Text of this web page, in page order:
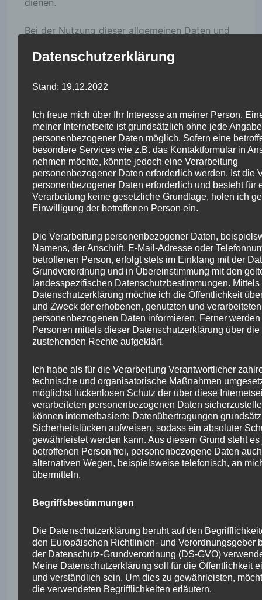
dienen.
Bei der Nutzung dieser allgemeinen Daten und
die betroffene Person. Diese Informationen
werden vielmehr benötigt, um (1) die Inhalte
die Inhalte meiner Internetseite sowie die
dauerhafte Funktionsfähigkeit meiner
informationstechnologischen Systeme und der
Technik meiner Internetseite zu gewährleisten
sowie (4) um Strafverfolgungsbehörden im
Falle eines Cyberangriffes die zur
Strafverfolgung notwendigen Informationen
bereitzustellen. Diese anonym erhobenen Daten
und Informationen werden durch mich daher
einerseits statistisch und ferner mit dem Ziel
optimales Schutzniveau für die von mir
verarbeiteten personenbezogenen Daten
sicherzustellen. Die anonymen Daten der
Server-Logfiles werden getrennt von allen
durch eine betroffene Person angegebenen
personenbezogenen Daten gespeichert.
Die Internetseite enthält aufgrund von
gesetzlichen Vorschriften Angaben, die eine
schnelle elektronische Kontaktaufnahme sowie
eine unmittelbare Kommunikation mit mir
ermöglicht, was ebenfalls eine allgemeine
Adresse der sogenannten elektronischen Post
(E-Mail-Adresse) umfasst. Sofern eine
betroffene Person per E-Mail oder über ein
Kontaktformular den Kontakt mit dem für die
werden die von der betroffenen Person
Basis von einer betroffenen Person an den für
die Verarbeitung Verantwortlichen
übermittelten personenbezogenen Daten
werden für Zwecke der Bearbeitung oder der
Kontaktaufnahme zur betroffenen Person
gespeichert. Es erfolgt keine Weitergabe dieser
Datenschutzerklärung
Stand: 19.12.2022
Ich freue mich über Ihr Interesse an meiner Person.
meiner Internetseite ist grundsätzlich ohne jede Angabe
personenbezogener Daten möglich. Sofern eine
besondere Services wie z.B. das Kontaktformular in
nehmen möchte, könnte jedoch eine Verarbeitung
personenbezogener Daten erforderlich werden. Ist die
personenbezogener Daten erforderlich und besteht für
Verarbeitung keine gesetzliche Grundlage, holen ich
Einwilligung der betroffenen Person ein.
Die Verarbeitung personenbezogener Daten,
Namens, der Anschrift, E-Mail-Adresse oder
betroffenen Person, erfolgt stets im Einklang mit der
Grundverordnung und in Übereinstimmung mit den
landesspezifischen Datenschutzbestimmungen. Mittels
Datenschutzerklärung möchte ich die Öffentlichkeit
und Zweck der erhobenen, genutzten und verarbeiteten
personenbezogenen Daten informieren. Ferner werden
Personen mittels dieser Datenschutzerklärung über die
zustehenden Rechte aufgeklärt.
Ich habe als für die Verarbeitung Verantwortlicher
technische und organisatorische Maßnahmen
möglichst lückenlosen Schutz der über diese
verarbeiteten personenbezogenen Daten
können internetbasierte Datenübertragungen
Sicherheitslücken aufweisen, sodass ein absoluter
gewährleistet werden kann. Aus diesem Grund steht es
betroffenen Person frei, personenbezogene Daten
alternativen Wegen, beispielsweise telefonisch, an
übermitteln.
Begriffsbestimmungen
Die Datenschutzerklärung beruht auf den
den Europäischen Richtlinien- und Verordnungsgeber
der Datenschutz-Grundverordnung (DS-GVO)
Meine Datenschutzerklärung soll für die Öffentlichkeit
und verständlich sein. Um dies zu gewährleisten,
die verwendeten Begrifflichkeiten erläutern.